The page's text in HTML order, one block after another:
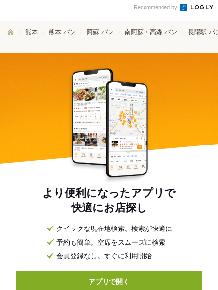
Recommended by
熊本 熊本 パン 阿蘇 パン 南阿蘇・高森 パン 長陽駅 パ
より便利になったアプリで
快適にお店探し
クイックな現在地検索。検索が快適に
予約も簡単。空席をスムーズに検索
会員登録なし。すぐに利用開始
アプリで開く